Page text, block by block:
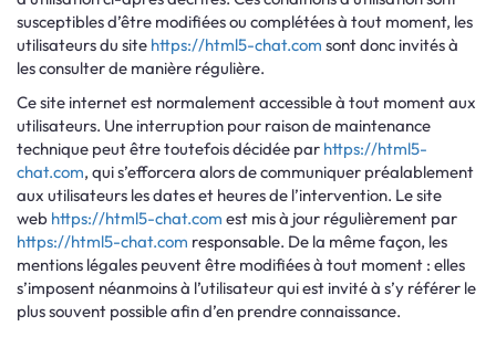
susceptibles d’être modifiées ou complétées à tout moment, les
utilisateurs du site https://html5-chat.com sont donc invités à
les consulter de manière régulière.
Ce site internet est normalement accessible à tout moment aux
utilisateurs. Une interruption pour raison de maintenance
technique peut être toutefois décidée par https://html5-
chat.com, qui s’efforcera alors de communiquer préalablement
aux utilisateurs les dates et heures de l’intervention. Le site
web https://html5-chat.com est mis à jour régulièrement par
https://html5-chat.com responsable. De la même façon, les
mentions légales peuvent être modifiées à tout moment : elles
s’imposent néanmoins à l’utilisateur qui est invité à s’y référer le
plus souvent possible afin d’en prendre connaissance.